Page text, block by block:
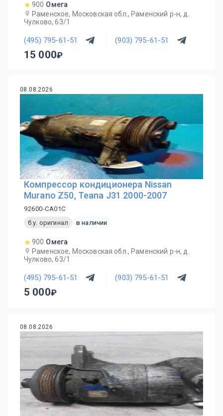
900 Омега
Раменское, Московская обл., Раменский р-н, д.
Чулково, 63/1
(495) 795-61-51 (903) 795-61-51
15 000
08.08.2026
Компрессор кондиционера Nissan
Murano Z50, Teana J31 2000-2007
92600-CA01C
б.у. оригинал
в наличии
900 Омега
Раменское, Московская обл., Раменский р-н, д.
Чулково, 63/1
(495) 795-61-51 (903) 795-61-51
5 000
08.08.2026